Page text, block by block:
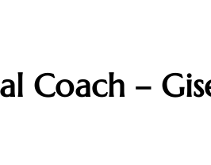
Coach –